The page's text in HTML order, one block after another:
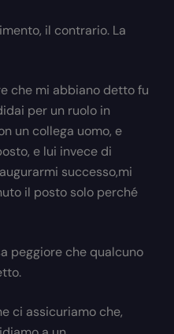
il contrario. La
che mi abbiano detto fu
per un ruolo in
un collega uomo, e
e lui invece di
successo,mi
il posto solo perché
peggiore che qualcuno
ci assicuriamo che,